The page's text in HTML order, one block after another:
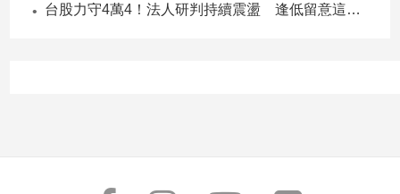
台股力守4萬4！法人研判持續震盪 逢低留意這些族群